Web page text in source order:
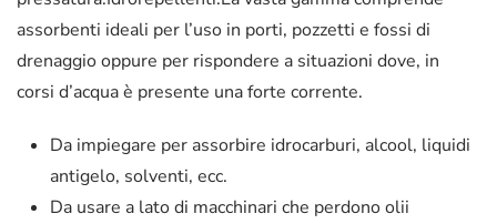
assorbenti ideali per l’uso in porti, pozzetti e fossi di
drenaggio oppure per rispondere a situazioni dove, in
corsi d’acqua è presente una forte corrente.
Da impiegare per assorbire idrocarburi, alcool, liquidi
antigelo, solventi, ecc.
Da usare a lato di macchinari che perdono olii